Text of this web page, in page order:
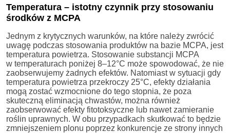
Temperatura – istotny czynnik przy stosowaniu
środków z MCPA
Jednym z krytycznych warunków, na które należy zwrócić
uwagę podczas stosowania produktów na bazie MCPA, jest
temperatura powietrza. Stosowanie substancji MCPA
w temperaturach poniżej 8–12°C może spowodować, że nie
zaobserwujemy żadnych efektów. Natomiast w sytuacji gdy
temperatura powietrza przekroczy 25°C, efekty działania
mogą zostać wzmocnione do tego stopnia, że poza
skuteczną eliminacją chwastów, można również
zaobserwować efekty fitotoksyczne lub nawet zamieranie
roślin uprawnych. W obu przypadkach skutkować to będzie
zmniejszeniem plonu poprzez konkurencje ze strony innych